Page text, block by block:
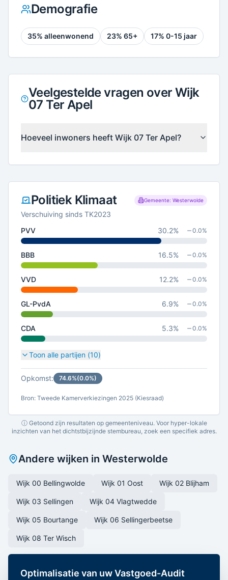
Demografie
35% alleenwonend 23% 65+ 17% 0-15 jaar
Veelgestelde vragen over Wijk
07 Ter Apel
Hoeveel inwoners heeft Wijk 07 Ter Apel?
Politiek Klimaat Gemeente: Westerwolde
Verschuiving sinds TK2023
PVV
30.2% 0.0%
BBB 16.5% 0.0%
VVD 12.2% 0.0%
GL-PvdA 6.9% 0.0%
CDA 5.3% 0.0%
Toon alle partijen (10)
Opkomst: 74.6%(0.0%)
Bron: Tweede Kamerverkiezingen 2025 (Kiesraad)
ⓘ Getoond zijn resultaten op gemeenteniveau. Voor hyper-lokale
inzichten van het dichtstbijzijnde stembureau, zoek een specifiek adres.
Andere wijken in Westerwolde
Wijk 00 Bellingwolde Wijk 01 Oost Wijk 02 Blijham
Wijk 03 Sellingen Wijk 04 Vlagtwedde
Wijk 05 Bourtange Wijk 06 Sellingerbeetse
Wijk 08 Ter Wisch
Optimalisatie van uw Vastgoed-Audit